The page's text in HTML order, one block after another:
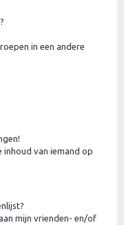
in een andere
inhoud van iemand op
mijn vrienden- en/of